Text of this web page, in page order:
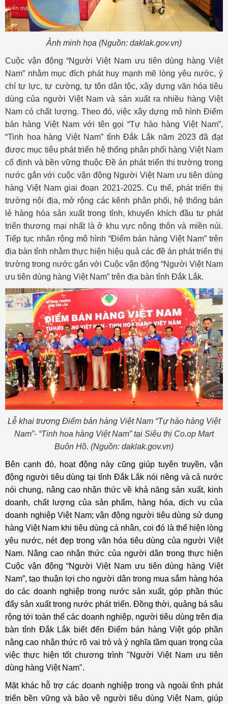
Ảnh minh họa (Nguồn: daklak.gov.vn)
Cuộc vận động “Người Việt Nam ưu tiên dùng hàng Việt
Nam” nhằm mục đích phát huy mạnh mẽ lòng yêu nước, ý
chí tự lực, tự cường, tự tôn dân tộc, xây dựng văn hóa tiêu
dùng của người Việt Nam và sản xuất ra nhiều hàng Việt
Nam có chất lượng. Theo đó, việc xây dựng mô hình Điểm
bán hàng Việt Nam với tên gọi “Tự hào hàng Việt Nam”,
“Tinh hoa hàng Việt Nam” tỉnh Đắk Lắk năm 2023 đã đạt
được mục tiêu phát triển hệ thống phân phối hàng Việt Nam
cố định và bền vững thuộc Đề án phát triển thị trường trong
nước gắn với cuộc vận động Người Việt Nam ưu tiên dùng
hàng Việt Nam giai đoạn 2021-2025. Cụ thể, phát triển thị
trường nội địa, mở rộng các kênh phân phối, hệ thống bán
lẻ hàng hóa sản xuất trong tỉnh, khuyến khích đầu tư phát
triển thương mại nhất là ở khu vực nông thôn và miền núi.
Tiếp tục nhân rộng mô hình “Điểm bán hàng Việt Nam” trên
địa bàn tỉnh nhằm thực hiện hiệu quả các đề án phát triển thị
trường trong nước gắn với Cuộc vận động “Người Việt Nam
ưu tiên dùng hàng Việt Nam” trên địa bàn tỉnh Đắk Lắk.
Lễ khai trương Điểm bán hàng Việt Nam “Tự hào hàng Việt
Nam”- “Tinh hoa hàng Việt Nam” tại Siêu thị Co.op Mart
Buôn Hồ. (Nguồn: daklak.gov.vn)
Bên cạnh đó, hoạt động này cũng giúp tuyên truyền, vận
động người tiêu dùng tại tỉnh Đắk Lắk nói riêng và cả nước
nói chung, nâng cao nhận thức về khả năng sản xuất, kinh
doanh, chất lượng của sản phẩm, hàng hóa, dịch vụ của
doanh nghiệp Việt Nam; vận động người tiêu dùng sử dụng
hàng Việt Nam khi tiêu dùng cá nhân, coi đó là thể hiện lòng
yêu nước, nét đẹp trong văn hóa tiêu dùng của người Việt
Nam. Nâng cao nhận thức của người dân trong thực hiện
Cuộc vận động “Người Việt Nam ưu tiên dùng hàng Việt
Nam”, tạo thuận lợi cho người dân trong mua sắm hàng hóa
do các doanh nghiệp trong nước sản xuất, góp phần thúc
đẩy sản xuất trong nước phát triển. Đồng thời, quảng bá sâu
rộng tới toàn thể các doanh nghiệp, người tiêu dùng trên địa
bàn tỉnh Đắk Lắk biết đến Điểm bán hàng Việt góp phần
nâng cao nhận thức rõ vai trò và ý nghĩa tầm quan trọng của
việc thực hiện tốt chương trình "Người Việt Nam ưu tiên
dùng hàng Việt Nam".
Mặt khác hỗ trợ các doanh nghiệp trong và ngoài tỉnh phát
triển bền vững và bảo vệ người tiêu dùng Việt Nam, giúp